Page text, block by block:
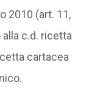
2010 (art. 11,
c.d. ricetta
cartacea